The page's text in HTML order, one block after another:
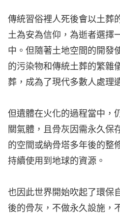
傳統習俗裡人死後會以土葬
土為安為信仰，為逝者選擇
中。但隨著土地空間的開發
的污染物和傳統土葬的繁雜
葬，成為了現代多數人處理
但遺體在火化的過程當中，
關氣體，且骨灰因需永久保
的空間或納骨塔多年後的整
持續使用到地球的資源。
也因此世界開始吹起了環保
後的骨灰，不做永久設施，